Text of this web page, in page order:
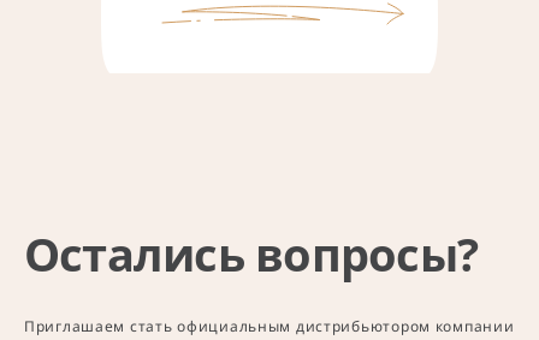
Остались вопросы?
Приглашаем стать официальным дистрибьютором компании